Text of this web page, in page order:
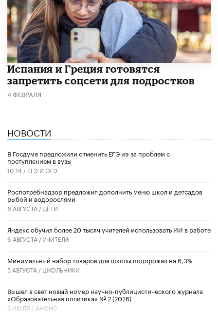
Испания и Греция готовятся
запретить соцсети для подростков
4 ФЕВРАЛЯ
НОВОСТИ
В Госдуме предложили отменить ЕГЭ из-за проблем с
поступлением в вузы
10:14 / ЕГЭ И ОГЭ
Роспотребнадзор предложил дополнить меню школ и детсадов
рыбой и водорослями
6 АВГУСТА / ДЕТИ
​Яндекс обучил более 20 тысяч учителей использовать ИИ в работе
6 АВГУСТА /УЧИТЕЛЯ
Минимальный набор товаров для школы подорожал на 6,3%
5 АВГУСТА / ШКОЛЬНИКИ
Вышел в свет новый номер научно-публицистического журнала
«Образовательная политика» № 2 (2026)
3 ИЮЛЯ / АНОНС